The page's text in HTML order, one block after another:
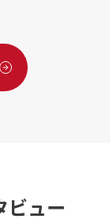
ビュー